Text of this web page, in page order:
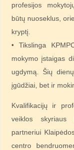
profesijos
būtų nuoseklus,
kryptį.
• Tikslinga
mokymo įstaigas
ugdymą. Šių
įgūdžiai, bet ir
Kvalifikacijų ir
veiklos skyriaus
partneriui
centro